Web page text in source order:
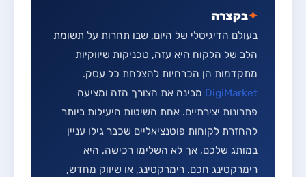
✦בקצרה
בעולם הדיגיטלי של היום, שבו תחרות על תשומת
הלב של הלקוח היא עזה, טכניקות שיווקיות
מתקדמות הן הכרחיות להצלחת כל עסק.
DigiMarket מבינה את הצורך הזה ומציעה
פתרונות יצירתיים. אחת השיטות היעילות ביותר
להחזרת לקוחות פוטנציאליים שכבר גילו עניין
במותג שלכם, אך לא השלימו רכישה, היא
רימרקטינג חכם. רימרקטינג, או שיווק מחדש,